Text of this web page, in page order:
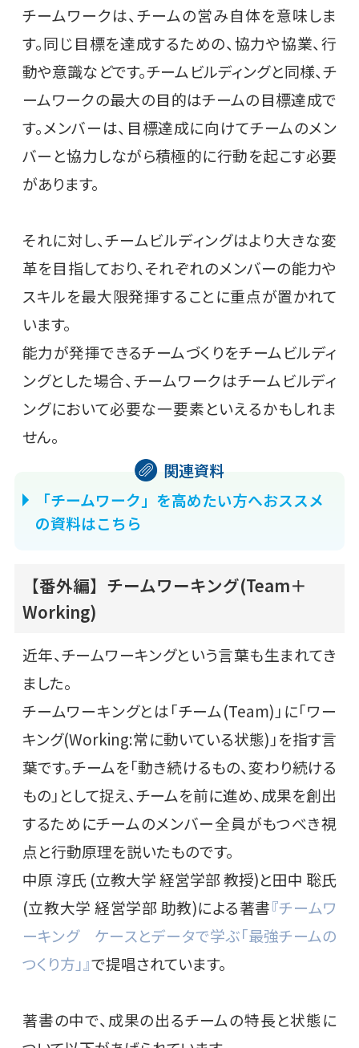
チームワークは、チームの営み自体を意味しま
す。同じ目標を達成するための、協力や協業、行
動や意識などです。チームビルディングと同様、チ
ームワークの最大の目的はチームの目標達成で
す。メンバーは、目標達成に向けてチームのメン
バーと協力しながら積極的に行動を起こす必要
があります。
それに対し、チームビルディングはより大きな変
革を目指しており、それぞれのメンバーの能力や
スキルを最大限発揮することに重点が置かれて
います。
能力が発揮できるチームづくりをチームビルディ
ングとした場合、チームワークはチームビルディ
ングにおいて必要な一要素といえるかもしれま
せん。
「チームワーク」を高めたい方へおススメ
の資料はこちら
【番外編】チームワーキング(Team＋
Working)
近年、チームワーキングという言葉も生まれてき
ました。
チームワーキングとは「チーム(Team)」に「ワー
キング(Working:常に動いている状態)」を指す言
葉です。チームを「動き続けるもの、変わり続ける
もの」として捉え、チームを前に進め、成果を創出
するためにチームのメンバー全員がもつべき視
点と行動原理を説いたものです。
中原 淳氏 (立教大学 経営学部 教授)と田中 聡氏
(立教大学 経営学部 助教)による著書『チームワ
ーキング ケースとデータで学ぶ「最強チームの
つくり方」』で提唱されています。
著書の中で、成果の出るチームの特長と状態に